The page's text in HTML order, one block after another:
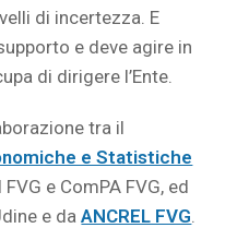
di incertezza. E
e deve agire in
di dirigere l’Ente.
tra il
e Statistiche
FVG e ComPA FVG, ed
e daANCREL FVG.